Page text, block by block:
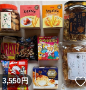
3,550円